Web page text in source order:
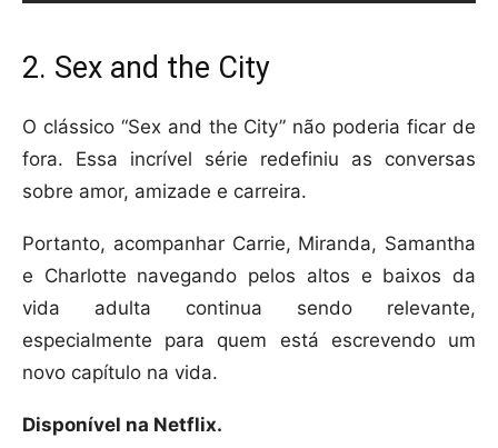
2. Sex and the City
O clássico “Sex and the City” não poderia ficar de
fora. Essa incrível série redefiniu as conversas
sobre amor, amizade e carreira.
Portanto, acompanhar Carrie, Miranda, Samantha
e Charlotte navegando pelos altos e baixos da
vida adulta continua sendo relevante,
especialmente para quem está escrevendo um
novo capítulo na vida.
Disponível na Netflix.